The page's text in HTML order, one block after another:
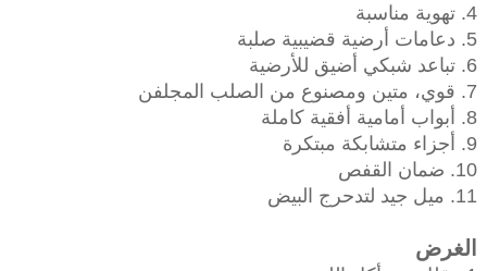
4. تهوية مناسبة
5. دعامات أرضية قضيبية صلبة
6. تباعد شبكي أضيق للأرضية
7. قوي، متين ومصنوع من الصلب المجلفن
8. أبواب أمامية أفقية كاملة
9. أجزاء متشابكة مبتكرة
10. ضمان القفص
11. ميل جيد لتدحرج البيض
الغرض